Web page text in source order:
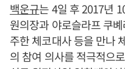
백운규는 4일 후 2017년
원의장과 야로슬라프 쿠
주한 체코대사 등을 만나
의 참여 의사를 적극적으